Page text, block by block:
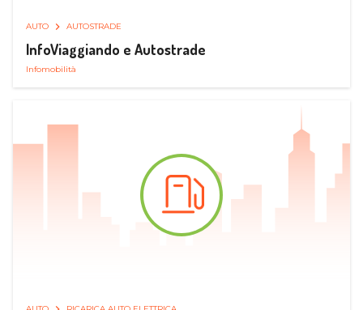
AUTO AUTOSTRADE
InfoViaggiando e Autostrade
Infomobilità